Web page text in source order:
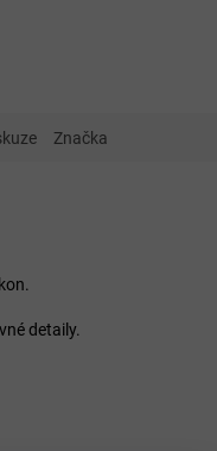
Značka
detaily.